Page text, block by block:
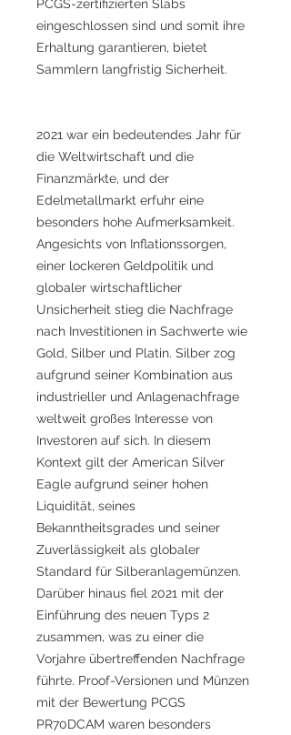
PCGS-zertifizierten Slabs
eingeschlossen sind und somit ihre
Erhaltung garantieren, bietet
Sammlern langfristig Sicherheit.
2021 war ein bedeutendes Jahr für
die Weltwirtschaft und die
Finanzmärkte, und der
Edelmetallmarkt erfuhr eine
besonders hohe Aufmerksamkeit.
Angesichts von Inflationssorgen,
einer lockeren Geldpolitik und
globaler wirtschaftlicher
Unsicherheit stieg die Nachfrage
nach Investitionen in Sachwerte wie
Gold, Silber und Platin. Silber zog
aufgrund seiner Kombination aus
industrieller und Anlagenachfrage
weltweit großes Interesse von
Investoren auf sich. In diesem
Kontext gilt der American Silver
Eagle aufgrund seiner hohen
Liquidität, seines
Bekanntheitsgrades und seiner
Zuverlässigkeit als globaler
Standard für Silberanlagemünzen.
Darüber hinaus fiel 2021 mit der
Einführung des neuen Typs 2
zusammen, was zu einer die
Vorjahre übertreffenden Nachfrage
führte. Proof-Versionen und Münzen
mit der Bewertung PCGS
PR70DCAM waren besonders